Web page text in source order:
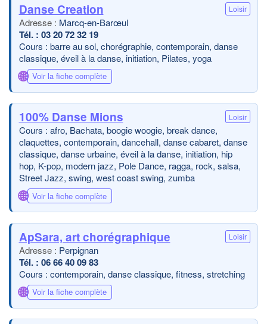
Danse Creation Loisir
Marcq-en-Barœul
03 20 72 32 19
Cours : barre au sol, chorégraphie, contemporain, danse
classique, éveil à la danse, initiation, Pilates, yoga
🌐 Voir la fiche complète
100% Danse Mions Loisir
Cours : afro, Bachata, boogie woogie, break dance,
claquettes, contemporain, dancehall, danse cabaret, danse
classique, danse urbaine, éveil à la danse, initiation, hip
hop, K-pop, modern jazz, Pole Dance, ragga, rock, salsa,
Street Jazz, swing, west coast swing, zumba
🌐 Voir la fiche complète
ApSara, art chorégraphique Loisir
Perpignan
06 66 40 09 83
Cours : contemporain, danse classique, fitness, stretching
🌐 Voir la fiche complète